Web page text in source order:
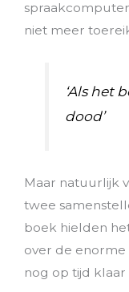
niet meer
‘Als het
dood’
Maar natuurlijk
twee
boek hielden
over de enorme
nog op tijd klaar